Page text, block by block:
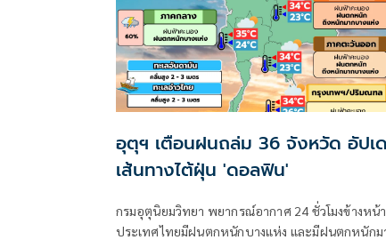
อุตุฯ เตือนฝนถล่ม 36 จังหวัด อัปเ
เส้นทางไต้ฝุ่น 'ดอลฟิน'
กรมอุตุนิยมวิทยา พยากรณ์อากาศ 24 ชั่วโมงข้างหน้
ประเทศไทยมีฝนตกหนักบางแห่ง และมีฝนตกหนักม